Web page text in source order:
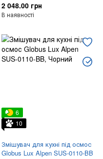
2 048.00 грн
В наявності
6
10
Змішувач для кухні під осмос
Globus Lux Alpen SUS-0110-BB